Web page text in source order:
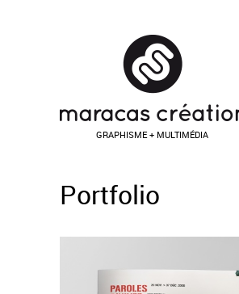
GRAPHISME + MULTIMÉDIA
Portfolio